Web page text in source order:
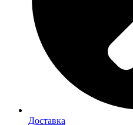
Доставка